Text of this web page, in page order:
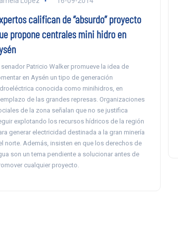
califican de “absurdo” proyecto
propone centrales mini hidro en
senador Patricio Walker promueve la idea de
en Aysén un tipo de generación
conocida como minihidros, en
de las grandes represas. Organizaciones
de la zona señalan que no se justifica
explotando los recursos hídricos de la región
generar electricidad destinada a la gran minería
norte. Además, insisten en que los derechos de
son un tema pendiente a solucionar antes de
cualquier proyecto.